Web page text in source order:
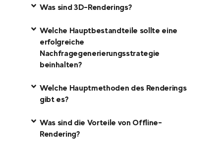
Was sind 3D-Renderings?
Welche Hauptbestandteile sollte eine
erfolgreiche
Nachfragegenerierungsstrategie
beinhalten?
Welche Hauptmethoden des Renderings
gibt es?
Was sind die Vorteile von Offline-
Rendering?